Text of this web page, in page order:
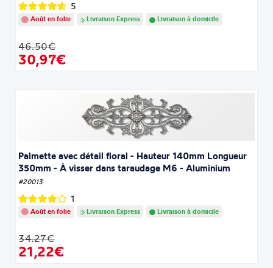
5
Août en folie Livraison Express Livraison à domicile
46.50€
30,97€
Palmette avec détail floral - Hauteur 140mm Longueur
350mm - À visser dans taraudage M6 - Aluminium
#20013
1
Août en folie Livraison Express Livraison à domicile
34.27€
21,22€